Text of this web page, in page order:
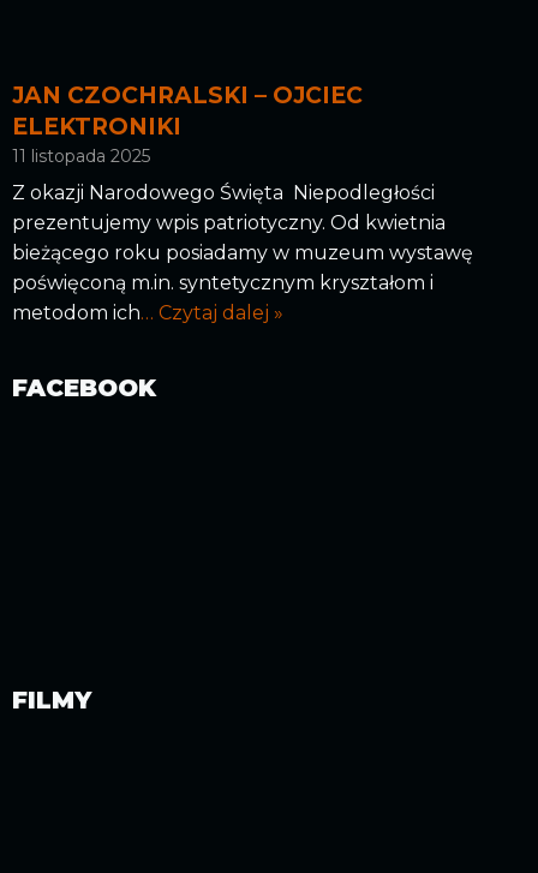
JAN CZOCHRALSKI – OJCIEC
ELEKTRONIKI
11 listopada 2025
Z okazji Narodowego Święta Niepodległości
prezentujemy wpis patriotyczny. Od kwietnia
bieżącego roku posiadamy w muzeum wystawę
poświęconą m.in. syntetycznym kryształom i
metodom ich… Czytaj dalej »
FACEBOOK
FILMY